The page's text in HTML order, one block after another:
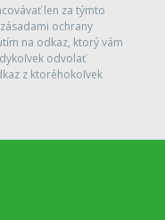
len za týmto
ochrany
na odkaz, ktorý vám
odvolať
z ktoréhokoľvek